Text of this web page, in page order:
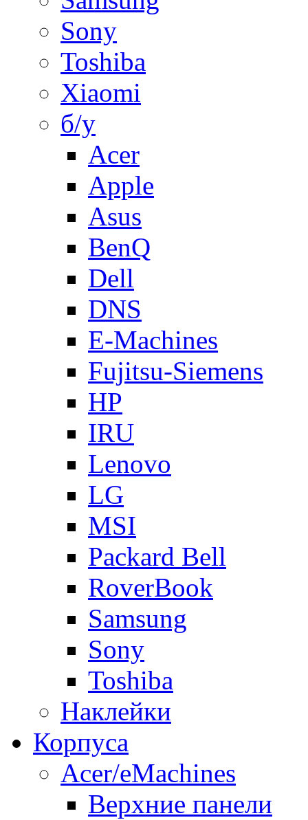
Sony
Toshiba
Xiaomi
б/у
Acer
Apple
Asus
BenQ
Dell
DNS
E-Machines
Fujitsu-Siemens
HP
IRU
Lenovo
LG
MSI
Packard Bell
RoverBook
Samsung
Sony
Toshiba
Наклейки
Корпуса
Acer/eMachines
Верхние панели